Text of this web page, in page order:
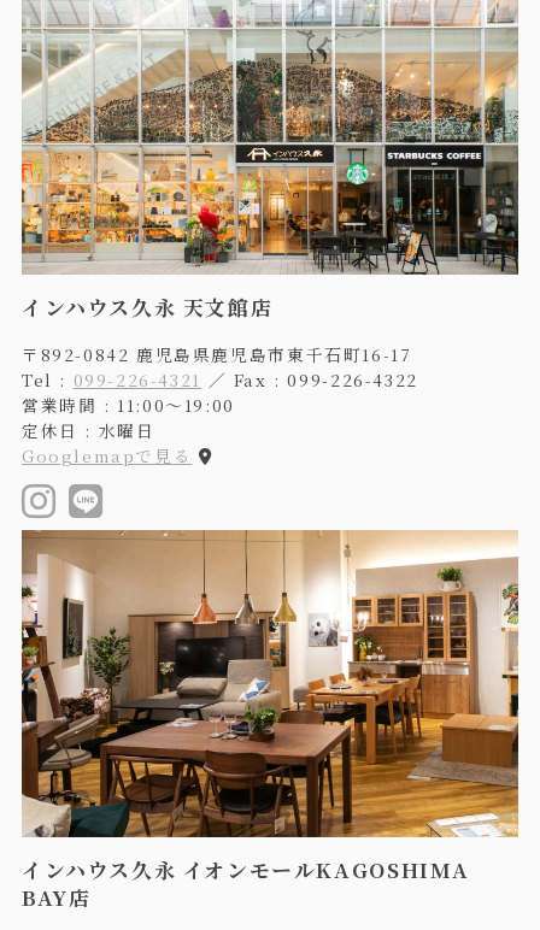
インハウス久永 天文館店
〒892-0842 鹿児島県鹿児島市東千石町16-17
Tel : 099-226-4321 ／ Fax : 099-226-4322
営業時間 : 11:00〜19:00
定休日 : 水曜日
Googlemapで見る
インハウス久永 イオンモールKAGOSHIMA
BAY店